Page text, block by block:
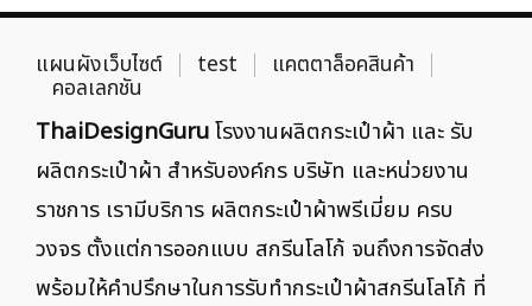
แผนผังเว็บไซต์ test แคตตาล็อคสินค้า
คอลเลกชัน
ThaiDesignGuruโรงงานผลิตกระเป๋าผ้า และ รับ
ผลิตกระเป๋าผ้า สำหรับองค์กร บริษัท และหน่วยงาน
ราชการ เรามีบริการ ผลิตกระเป๋าผ้าพรีเมี่ยม ครบ
วงจร ตั้งแต่การออกแบบ สกรีนโลโก้ จนถึงการจัดส่ง
พร้อมให้คำปรึกษาในการรับทำกระเป๋าผ้าสกรีนโลโก้ ที่